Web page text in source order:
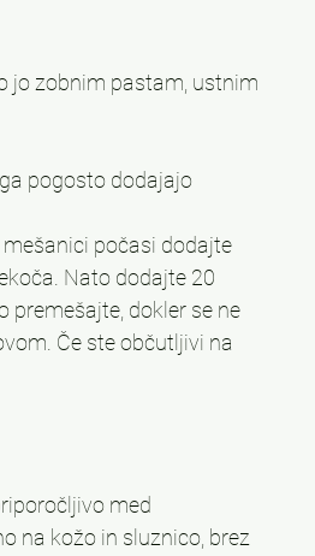
jo zobnim pastam, ustnim
pogosto dodajajo
počasi dodajte
Nato dodajte 20
premešajte, dokler se ne
Če ste občutljivi na
med
na kožo in sluznico, brez